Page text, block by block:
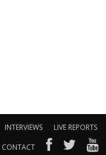
INTERVIEWS LIVE REPORTS
CONTACT